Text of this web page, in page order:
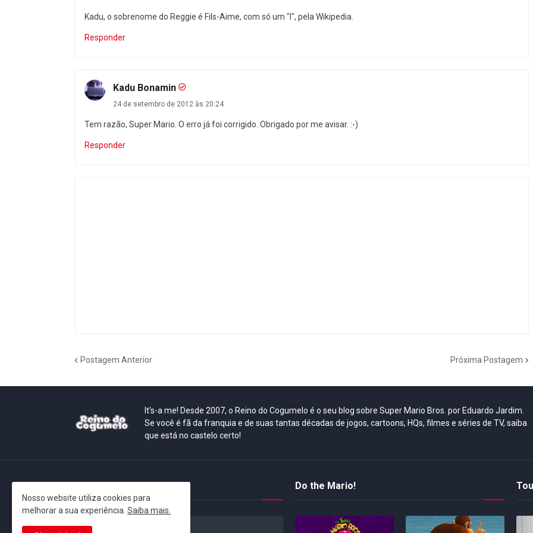
Kadu, o sobrenome do Reggie é Fils-Aime, com só um "l", pela Wikipedia.
Responder
Kadu Bonamin
24 de setembro de 2012 às 20:24
Tem razão, Super Mario. O erro já foi corrigido. Obrigado por me avisar. :-)
Responder
Postagem Anterior Próxima Postagem
It's-a me! Desde 2007, o Reino do Cogumelo é o seu blog sobre Super Mario Bros. por Eduardo Jardim.
Se você é fã da franquia e de suas tantas décadas de jogos, cartoons, HQs, filmes e séries de TV, saiba
que está no castelo certo!
This is cinema! Do the Mario!
Nosso website utiliza cookies para
melhorar a sua experiência. Saiba mais.